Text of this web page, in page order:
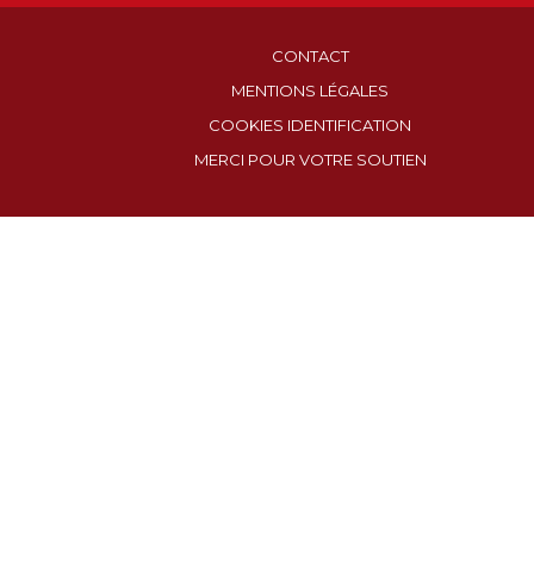
CONTACT
MENTIONS LÉGALES
COOKIES IDENTIFICATION
MERCI POUR VOTRE SOUTIEN